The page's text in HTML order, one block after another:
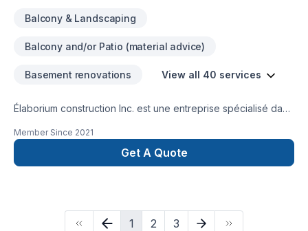
Balcony & Landscaping
Balcony and/or Patio (material advice)
Basement renovations View all 40 services
Élaborium construction Inc. est une entreprise spécialisé dans
démarque par son professionnalisme et le souci du détail.
Member Since 2021
Get A Quote
1 2 3